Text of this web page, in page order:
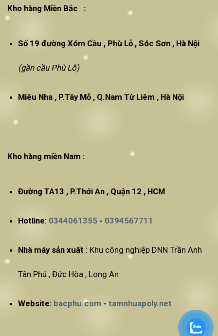
Kho hàng Miền Bắc :
Số 19 đường Xóm Cầu , Phù Lỗ , Sóc Sơn , Hà Nội
(gần cầu Phù Lỗ)
Miêu Nha , P.Tây Mỗ , Q.Nam Từ Liêm , Hà Nội
Kho hàng miền Nam :
Đường TA13 , P.Thới An , Quận 12 , HCM
Hotline: 0344061355- 0394567711
Nhà máy sản xuất : Khu công nghiệp DNN Trần Anh
Tân Phú , Đức Hòa , Long An
Website: bacphu.com - tamnhuapoly.net